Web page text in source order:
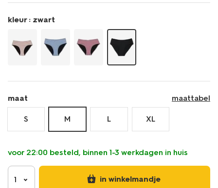
licht-
urineverlies-
19620706.html
kleur : zwart
maat maattabel
S M L XL
voor 22:00 besteld, binnen 1-3 werkdagen in huis
1 in winkelmandje